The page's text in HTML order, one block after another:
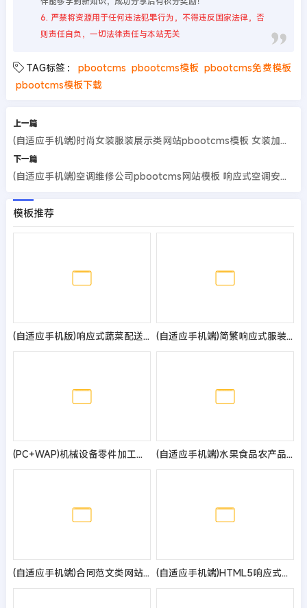
6. 严禁将资源用于任何违法犯罪行为，不得违反国家法律，否
则责任自负，一切法律责任与本站无关
TAG标签： pbootcms pbootcms模板 pbootcms免费模板
pbootcms模板下载
上一篇
(自适应手机端)时尚女装服装展示类网站pbootcms模板 女装加盟网站源码
下一篇
(自适应手机端)空调维修公司pbootcms网站模板 响应式空调安装维修网站源码
模板推荐
(自适应手机版)响应式蔬菜配送网站pbootcms模板 绿色果蔬配送网站源码 (自适应手机端)简繁响应式服装服饰pbootcms网站模板 西装工装校服定制网站源码
(PC+WAP)机械设备零件加工类网站pbootcms模板 金属机械网站源码 (自适应手机端)水果食品农产品网站模板 - 带视频
(自适应手机端)合同范文类网站pbootcms模板 合同模板网站源码 (自适应手机端)HTML5响应式pbootcms人力资源网站模板 管理咨询服务公司网站源码